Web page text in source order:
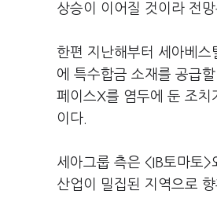
상승이 이어질 것이라 전
한편 지난해부터 세아베
에 특수합금 소재를 공급
페이스X를 염두에 둔 조
이다.
세아그룹 측은 <IB토마토
산업이 밀집된 지역으로